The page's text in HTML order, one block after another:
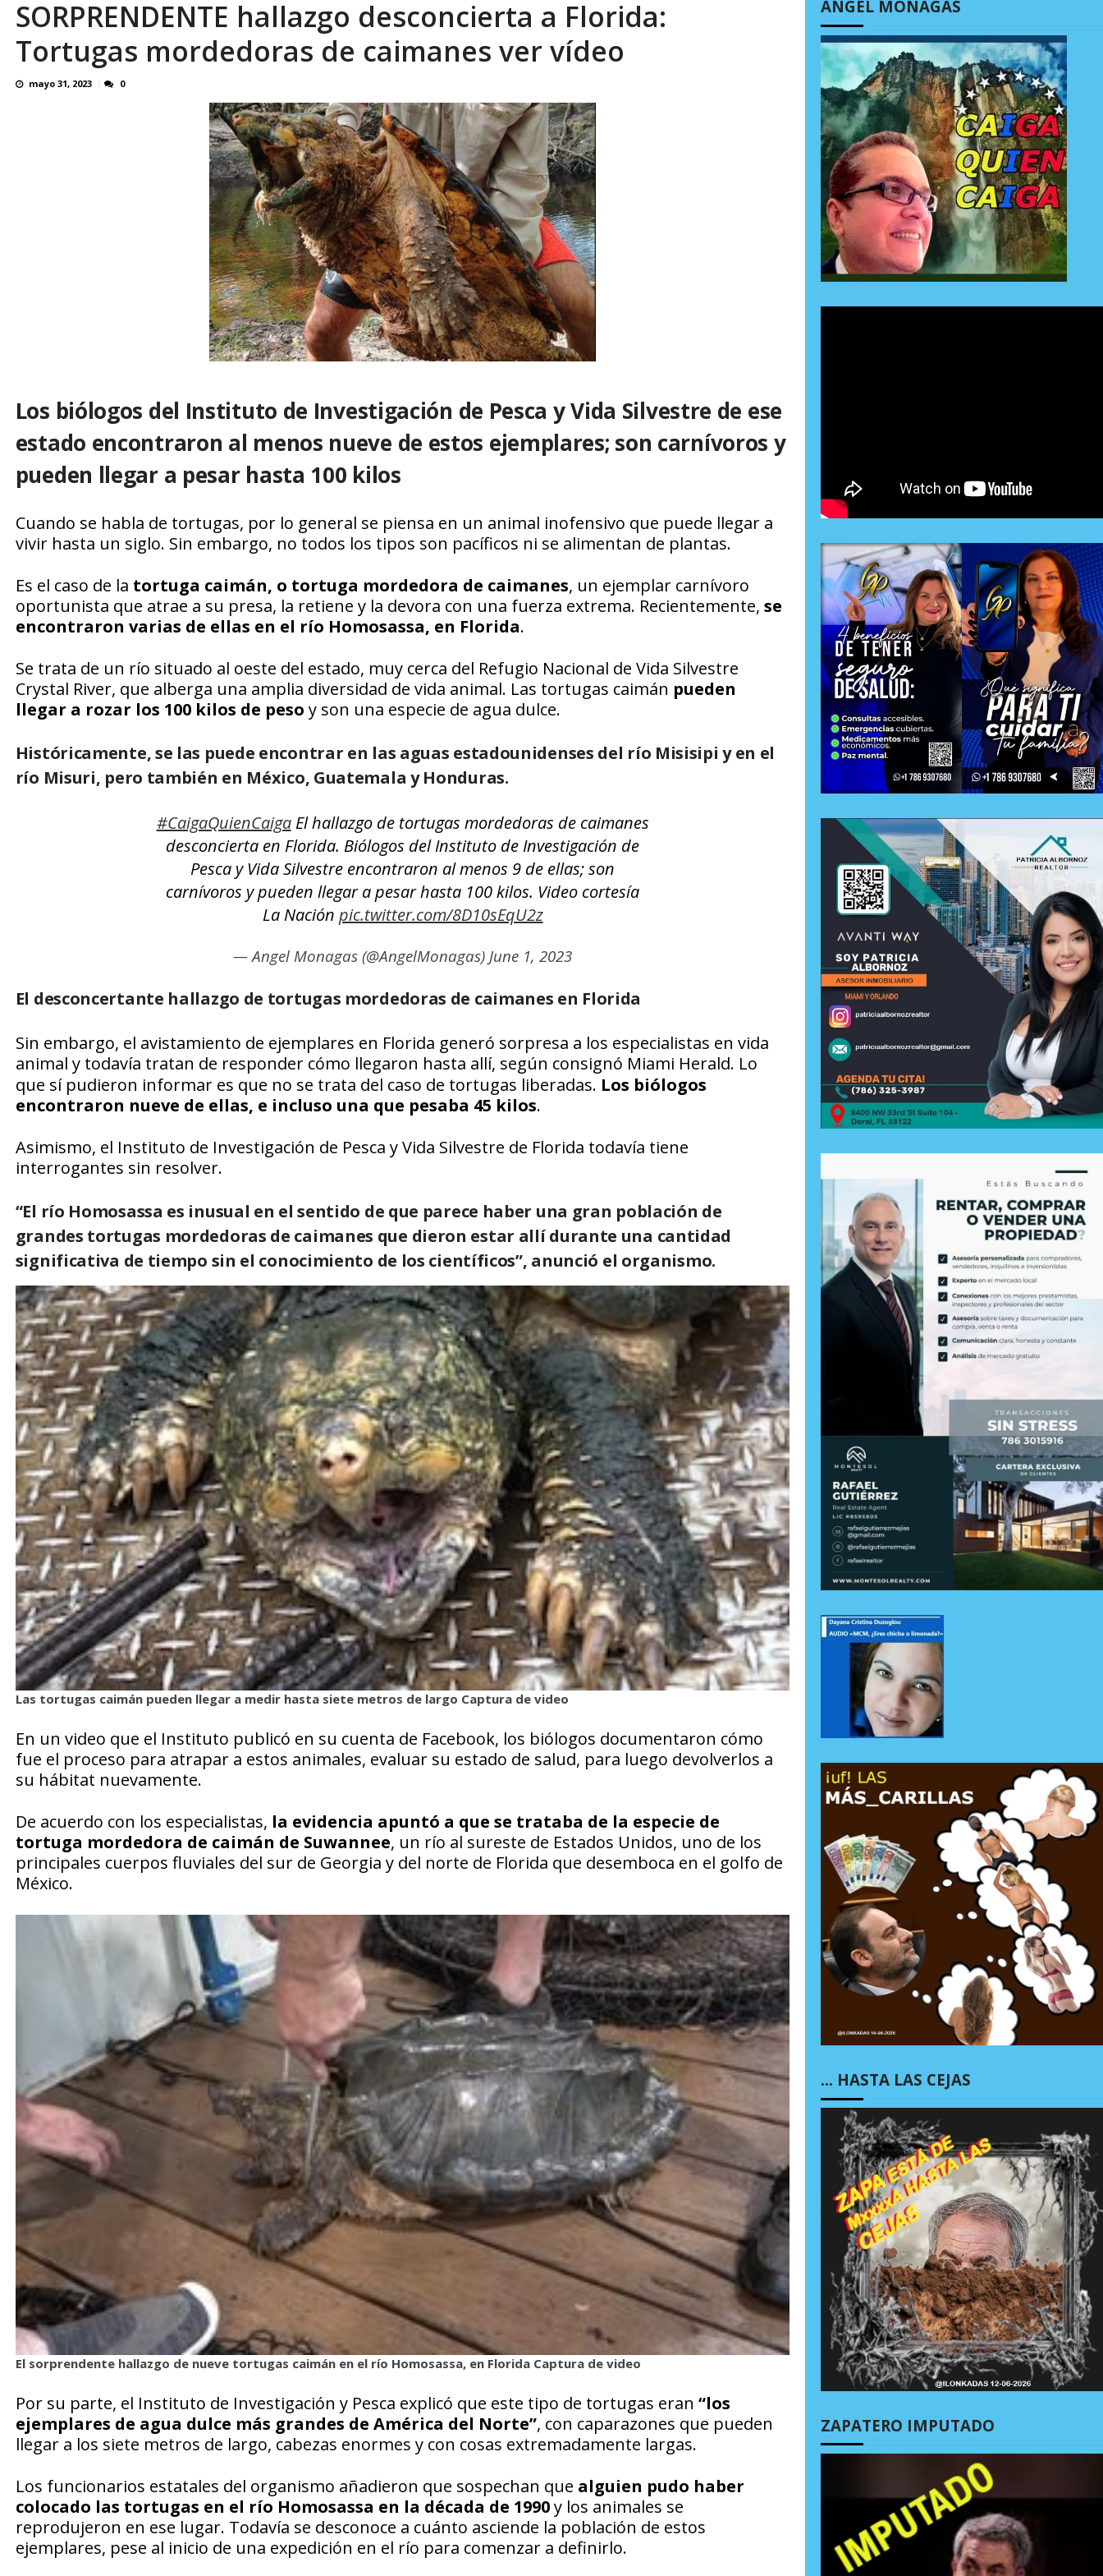
Edmundo González celebró libertad plena de María Afiuni y llamó a reconstruir la... AGOSTO 8, 2026
SORPRENDENTE hallazgo desconcierta a Florida:
Tortugas mordedoras de caimanes ver vídeo
mayo 31, 2023 0
Los biólogos del Instituto de Investigación de Pesca y Vida Silvestre de ese
estado encontraron al menos nueve de estos ejemplares; son carnívoros y
pueden llegar a pesar hasta 100 kilos
Cuando se habla de tortugas, por lo general se piensa en un animal inofensivo que puede llegar a
vivir hasta un siglo. Sin embargo, no todos los tipos son pacíficos ni se alimentan de plantas.
Es el caso de la tortuga caimán, o tortuga mordedora de caimanes, un ejemplar carnívoro
oportunista que atrae a su presa, la retiene y la devora con una fuerza extrema. Recientemente, se
encontraron varias de ellas en el río Homosassa, en Florida.
Se trata de un río situado al oeste del estado, muy cerca del Refugio Nacional de Vida Silvestre
Crystal River, que alberga una amplia diversidad de vida animal. Las tortugas caimán pueden
llegar a rozar los 100 kilos de peso y son una especie de agua dulce.
Históricamente, se las puede encontrar en las aguas estadounidenses del río Misisipi y en el
río Misuri, pero también en México, Guatemala y Honduras.
#CaigaQuienCaigaEl hallazgo de tortugas mordedoras de caimanes
desconcierta en Florida. Biólogos del Instituto de Investigación de
Pesca y Vida Silvestre encontraron al menos 9 de ellas; son
carnívoros y pueden llegar a pesar hasta 100 kilos. Video cortesía
La Nación pic.twitter.com/8D10sEqU2z
— Angel Monagas (@AngelMonagas) June 1, 2023
El desconcertante hallazgo de tortugas mordedoras de caimanes en Florida
Sin embargo, el avistamiento de ejemplares en Florida generó sorpresa a los especialistas en vida
animal y todavía tratan de responder cómo llegaron hasta allí, según consignó Miami Herald. Lo
que sí pudieron informar es que no se trata del caso de tortugas liberadas. Los biólogos
encontraron nueve de ellas, e incluso una que pesaba 45 kilos.
Asimismo, el Instituto de Investigación de Pesca y Vida Silvestre de Florida todavía tiene
interrogantes sin resolver.
“El río Homosassa es inusual en el sentido de que parece haber una gran población de
grandes tortugas mordedoras de caimanes que dieron estar allí durante una cantidad
significativa de tiempo sin el conocimiento de los científicos”, anunció el organismo.
Las tortugas caimán pueden llegar a medir hasta siete metros de largo Captura de video
En un video que el Instituto publicó en su cuenta de Facebook, los biólogos documentaron cómo
fue el proceso para atrapar a estos animales, evaluar su estado de salud, para luego devolverlos a
su hábitat nuevamente.
De acuerdo con los especialistas, la evidencia apuntó a que se trataba de la especie de
tortuga mordedora de caimán de Suwannee, un río al sureste de Estados Unidos, uno de los
principales cuerpos fluviales del sur de Georgia y del norte de Florida que desemboca en el golfo de
México.
El sorprendente hallazgo de nueve tortugas caimán en el río Homosassa, en Florida Captura de video
Por su parte, el Instituto de Investigación y Pesca explicó que este tipo de tortugas eran “los
ejemplares de agua dulce más grandes de América del Norte”, con caparazones que pueden
llegar a los siete metros de largo, cabezas enormes y con cosas extremadamente largas.
Los funcionarios estatales del organismo añadieron que sospechan que alguien pudo haber
colocado las tortugas en el río Homosassa en la década de 1990y los animales se
reprodujeron en ese lugar. Todavía se desconoce a cuánto asciende la población de estos
ejemplares, pese al inicio de una expedición en el río para comenzar a definirlo.
ÁNGEL MONAGAS
… HASTA LAS CEJAS
ZAPATERO IMPUTADO